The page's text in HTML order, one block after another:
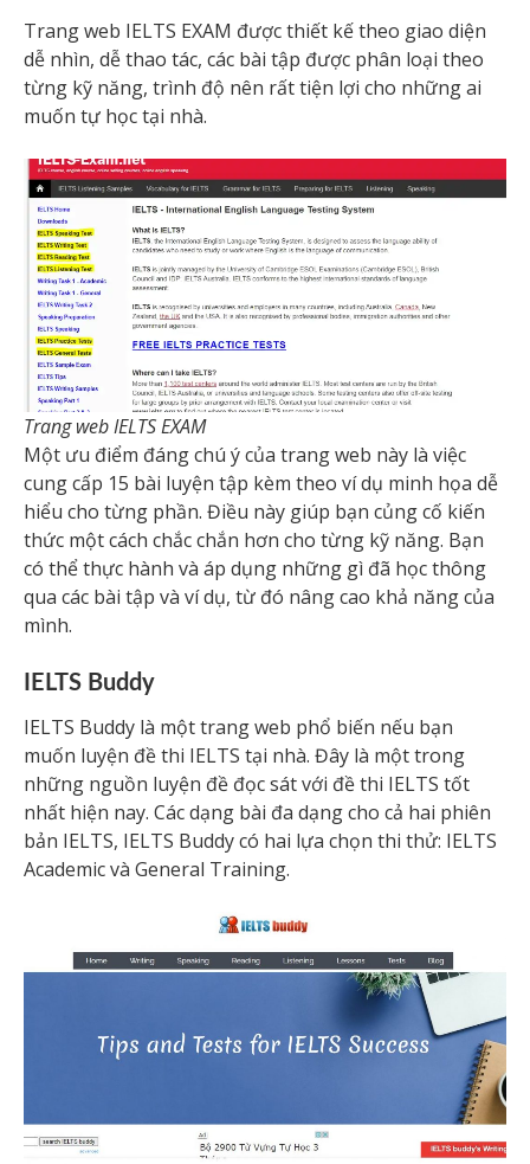
Trang web IELTS EXAM được thiết kế theo giao diện
dễ nhìn, dễ thao tác, các bài tập được phân loại theo
từng kỹ năng, trình độ nên rất tiện lợi cho những ai
muốn tự học tại nhà.
Trang web IELTS EXAM
Một ưu điểm đáng chú ý của trang web này là việc
cung cấp 15 bài luyện tập kèm theo ví dụ minh họa dễ
hiểu cho từng phần. Điều này giúp bạn củng cố kiến
thức một cách chắc chắn hơn cho từng kỹ năng. Bạn
có thể thực hành và áp dụng những gì đã học thông
qua các bài tập và ví dụ, từ đó nâng cao khả năng của
mình.
IELTS Buddy
IELTS Buddy là một trang web phổ biến nếu bạn
muốn luyện đề thi IELTS tại nhà. Đây là một trong
những nguồn luyện đề đọc sát với đề thi IELTS tốt
nhất hiện nay. Các dạng bài đa dạng cho cả hai phiên
bản IELTS, IELTS Buddy có hai lựa chọn thi thử: IELTS
Academic và General Training.